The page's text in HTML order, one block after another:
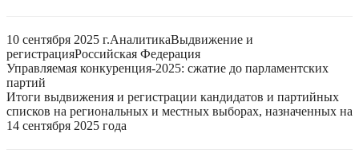
10 сентября 2025 г.АналитикаВыдвижение и
регистрацияРоссийская Федерация
Управляемая конкуренция-2025: сжатие до парламентских
партий
Итоги выдвижения и регистрации кандидатов и партийных
списков на региональных и местных выборах, назначенных на
14 сентября 2025 года